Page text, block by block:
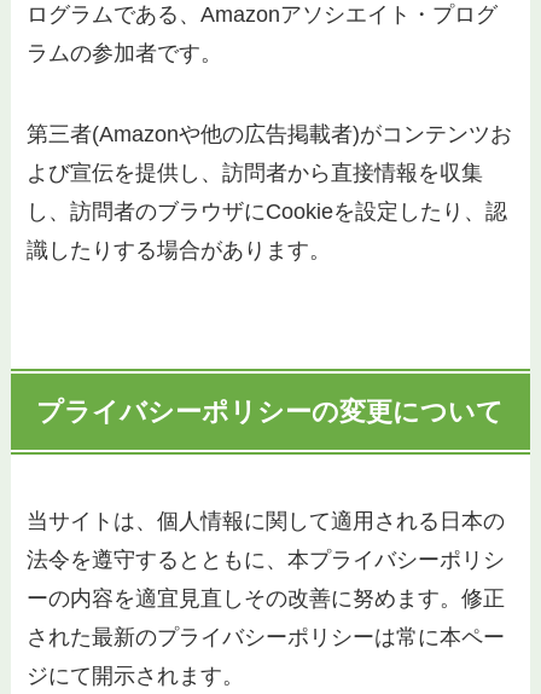
ログラムである、Amazonアソシエイト・プログ
ラムの参加者です。
第三者(Amazonや他の広告掲載者)がコンテンツお
よび宣伝を提供し、訪問者から直接情報を収集
し、訪問者のブラウザにCookieを設定したり、認
識したりする場合があります。
プライバシーポリシーの変更について
当サイトは、個人情報に関して適用される日本の
法令を遵守するとともに、本プライバシーポリシ
ーの内容を適宜見直しその改善に努めます。修正
された最新のプライバシーポリシーは常に本ペー
ジにて開示されます。